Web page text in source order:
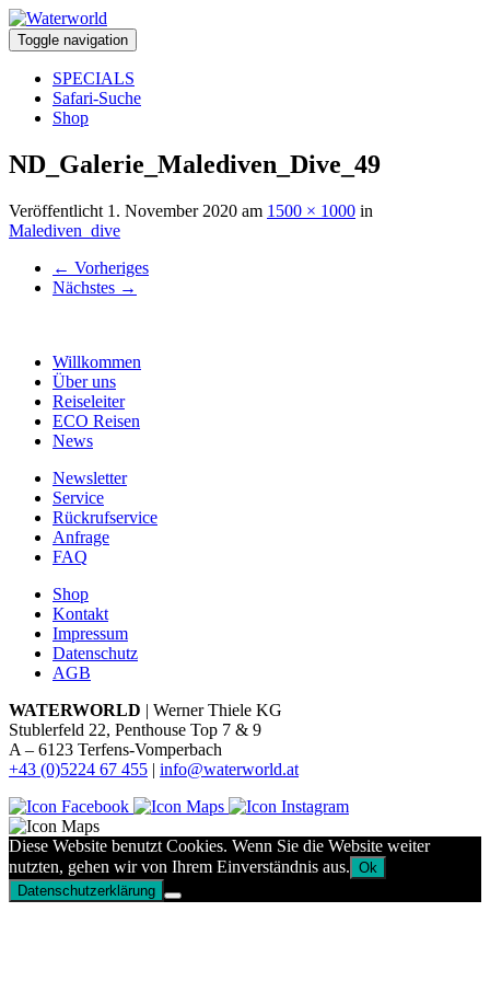
Toggle navigation
SPECIALS
Safari-Suche
Shop
ND_Galerie_Malediven_Dive_49
Veröffentlicht 1. November 2020 am 1500 × 1000 in
Malediven_dive
← Vorheriges
Nächstes →
Willkommen
Über uns
Reiseleiter
ECO Reisen
News
Newsletter
Service
Rückrufservice
Anfrage
FAQ
Shop
Kontakt
Impressum
Datenschutz
AGB
WATERWORLD | Werner Thiele KG
Stublerfeld 22, Penthouse Top 7 & 9
A – 6123 Terfens-Vomperbach
+43 (0)5224 67 455 | info@waterworld.at
Diese Website benutzt Cookies. Wenn Sie die Website weiter
nutzten, gehen wir von Ihrem Einverständnis aus. Ok
Datenschutzerklärung